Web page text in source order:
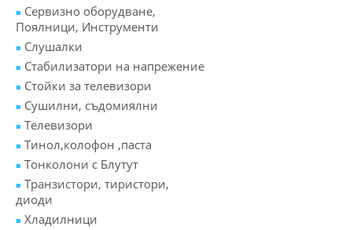
Сервизно оборудване,
Поялници, Инструменти
Слушалки
Стабилизатори на напрежение
Стойки за телевизори
Сушилни, съдомиялни
Телевизори
Тинол,колофон ,паста
Тонколони с Блутут
Транзистори, тиристори,
диоди
Хладилници